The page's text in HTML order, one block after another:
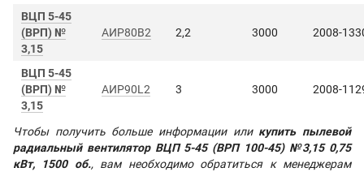
ВЦП 5-45
(ВРП) №
3,15
АИР80В2 2,2 3000 2008-
ВЦП 5-45
(ВРП) №
3,15
АИР90L2 3 3000 2008-
Чтобы получить больше информации или купить пылевой
радиальный вентилятор ВЦП 5-45 (ВРП 100-45) №3,15 0,75
кВт, 1500 об., вам необходимо обратиться к менеджерам